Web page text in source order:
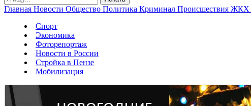
Главная Новости Общество Политика Криминал Происшествия ЖКХ
Спорт
Экономика
Фоторепортаж
Новости в России
Стройка в Пензе
Мобилизация